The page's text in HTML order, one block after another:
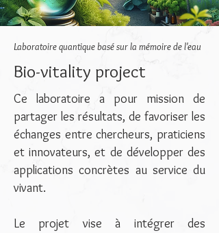
Laboratoire quantique basé sur la mémoire de l'eau
Bio-vitality project
Ce laboratoire a pour mission de
partager les résultats, de favoriser les
échanges entre chercheurs, praticiens
et innovateurs, et de développer des
applications concrètes au service du
vivant.
Le projet vise à intégrer des